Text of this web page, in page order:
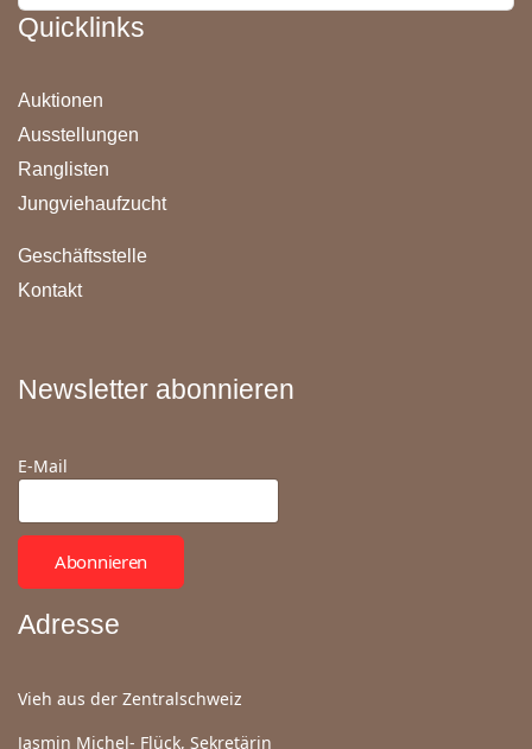
Adresse
Vieh aus der Zentralschweiz
Jasmin Michel- Flück, Sekretärin
Newsletter abonnieren
E-Mail
Abonnieren
Quicklinks
Auktionen
Ausstellungen
Ranglisten
Jungviehaufzucht
Geschäftsstelle
Kontakt